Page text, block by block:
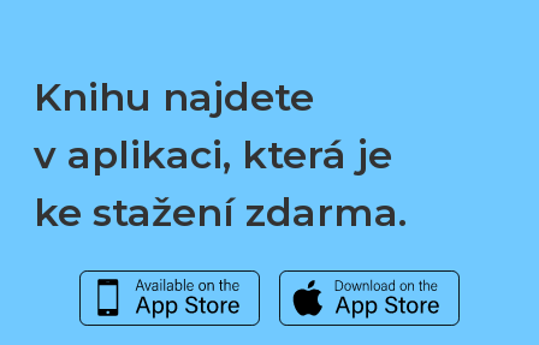
Knihu najdete
v aplikaci, která je
ke stažení zdarma.